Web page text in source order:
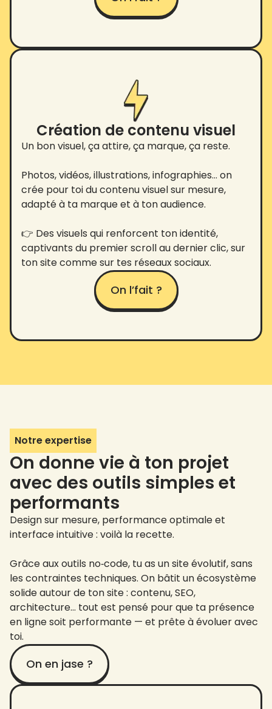
Création de contenu visuel
Un bon visuel, ça attire, ça marque, ça reste.
Photos, vidéos, illustrations, infographies… on
crée pour toi du contenu visuel sur mesure,
adapté à ta marque et à ton audience.
👉 Des visuels qui renforcent ton identité,
captivants du premier scroll au dernier clic, sur
ton site comme sur tes réseaux sociaux.
On l’fait ?
Notre expertise
On donne vie à ton projet
avec des outils simples et
performants
Design sur mesure, performance optimale et
interface intuitive : voilà la recette.
Grâce aux outils no‑code, tu as un site évolutif, sans
les contraintes techniques. On bâtit un écosystème
solide autour de ton site : contenu, SEO,
architecture… tout est pensé pour que ta présence
en ligne soit performante — et prête à évoluer avec
toi.
On en jase ?